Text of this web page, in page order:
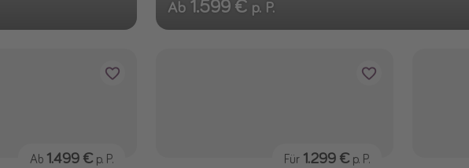
Ab 1.599 € p. P.
Ab 1.499 € p. P. Für 1.299 € p. P.